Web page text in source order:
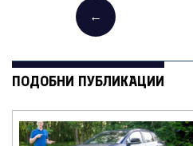
←
ПОДОБНИ ПУБЛИКАЦИИ